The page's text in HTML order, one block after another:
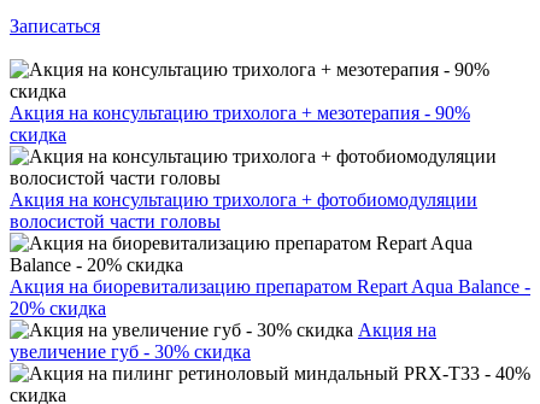
Записаться
Акция на консультацию трихолога + мезотерапия - 90%
скидка
Акция на консультацию трихолога + фотобиомодуляции
волосистой части головы
Акция на биоревитализацию препаратом Repart Aqua Balance -
20% скидка
Акция на
увеличение губ - 30% скидка